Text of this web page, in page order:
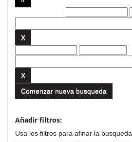
Comenzar nueva busqueda
Añadir filtros:
Usa los filtros para afinar la busqueda.